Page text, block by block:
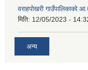
वराहपोखरी
मिति: 12/05/2023 -
अन्य